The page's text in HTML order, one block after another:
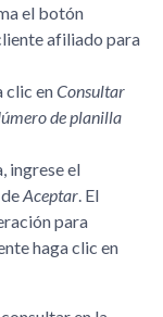
el botón
afiliado para
clic enConsultar
de planilla
ingrese el
Aceptar . El
para
haga clic en